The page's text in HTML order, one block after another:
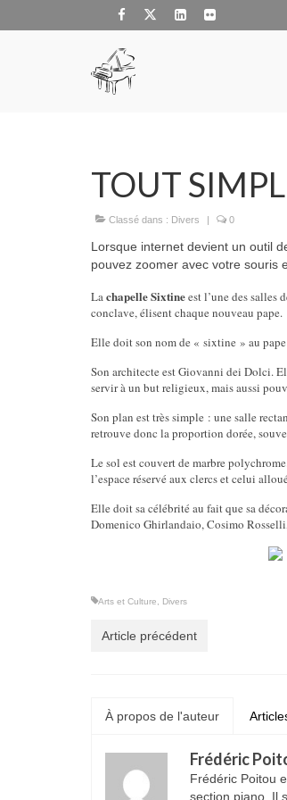
TOUT
Classé dans : Divers | 0
Lorsque internet devient un outil
pouvez zoomer avec votre souris
Lachapelle Sixtineest l’une des salles
conclave, élisent chaque nouveau pape.
Elle doit son nom de « sixtine » au
Son architecte est Giovanni dei Dolci.
servir à un but religieux, mais aussi
Son plan est très simple : une salle
retrouve donc la proportion dorée,
Le sol est couvert de marbre
l’espace réservé aux clercs et celui
Elle doit sa célébrité au fait que sa
Domenico Ghirlandaio, Cosimo
Arts et Culture Divers
Article précédent
À propos de l'auteur
Frédéric
Frédéric Poitou
section piano. Il